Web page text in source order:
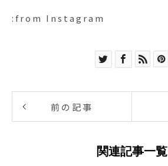
:from Instagram
前の記事
関連記事一覧